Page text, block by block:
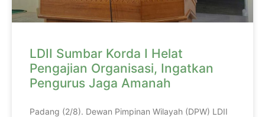
LDII Sumbar Korda I Helat
Pengajian Organisasi, Ingatkan
Pengurus Jaga Amanah
Padang (2/8). Dewan Pimpinan Wilayah (DPW) LDII